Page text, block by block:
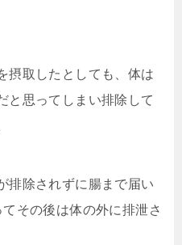
摂取したとしても、 体は
と思ってしまい排除して
排除されずに腸まで届い
その後は体の外に排泄さ